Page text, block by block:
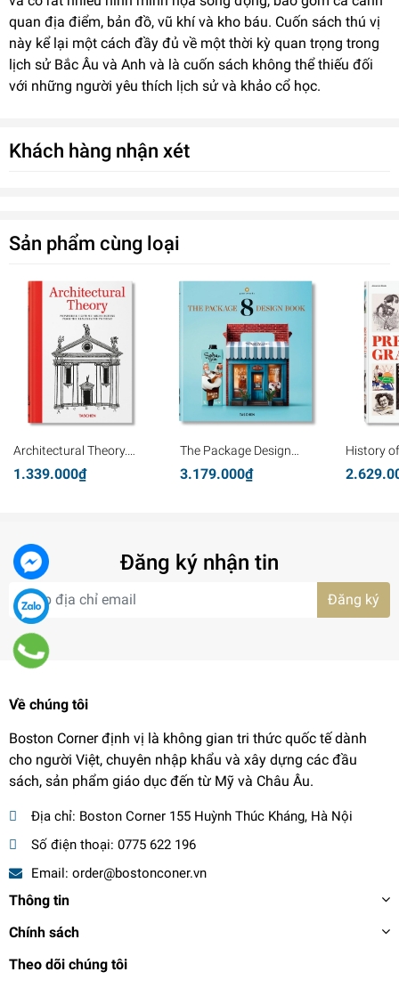
quan địa điểm, bản đồ, vũ khí và kho báu. Cuốn sách thú vị
này kể lại một cách đầy đủ về một thời kỳ quan trọng trong
lịch sử Bắc Âu và Anh và là cuốn sách không thể thiếu đối
với những người yêu thích lịch sử và khảo cổ học.
Khách hàng nhận xét
Sản phẩm cùng loại
Architectural Theory.
Pioneering Texts on
Architecture from the
1.339.000₫
The Package Design
Book 8
3.179.000₫
History
Đăng ký nhận tin
Đăng ký
Về chúng tôi
Boston Corner định vị là không gian tri thức quốc tế dành
cho người Việt, chuyên nhập khẩu và xây dựng các đầu
sách, sản phẩm giáo dục đến từ Mỹ và Châu Âu.
Địa chỉ: Boston Corner 155 Huỳnh Thúc Kháng, Hà Nội
Số điện thoại: 0775 622 196
Email: order@bostonconer.vn
Thông tin
Chính sách
Theo dõi chúng tôi